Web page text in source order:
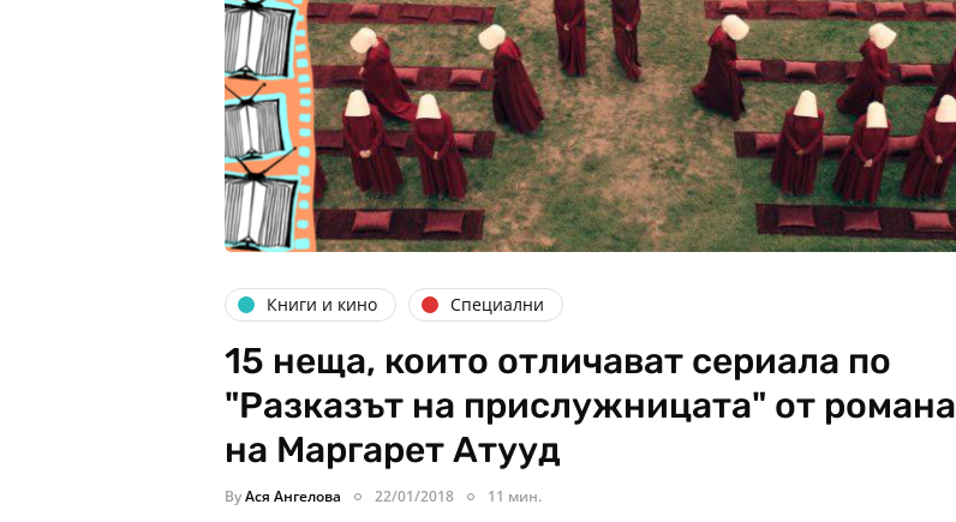
Книги и кино Специални
15 неща, които отличават сериала по
"Разказът на прислужницата" от романа
на Маргарет Атууд
ByАся Ангелова 22/01/2018 11 мин.